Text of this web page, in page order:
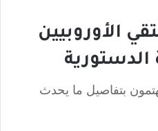
الأوروبيين
الدستورية
بتفاصيل ما يحدث